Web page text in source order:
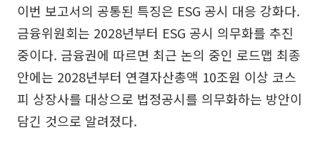
이번 보고서의 공통된 특징은 ESG 공시 대응 강화다.
금융위원회는 2028년부터 ESG 공시 의무화를 추진
중이다. 금융권에 따르면 최근 논의 중인 로드맵 최종
안에는 2028년부터 연결자산총액 10조원 이상 코스
피 상장사를 대상으로 법정공시를 의무화하는 방안이
담긴 것으로 알려졌다.